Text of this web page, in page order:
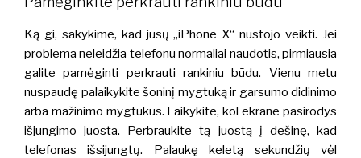
Ką gi, sakykime, kad jūsų „iPhone X“ nustojo veikti. Jei
problema neleidžia telefonu normaliai naudotis, pirmiausia
galite pamėginti perkrauti rankiniu būdu. Vienu metu
nuspaudę palaikykite šoninį mygtuką ir garsumo didinimo
arba mažinimo mygtukus. Laikykite, kol ekrane pasirodys
išjungimo juosta. Perbraukite tą juostą į dešinę, kad
telefonas išsijungtų. Palaukę keletą sekundžių vėl